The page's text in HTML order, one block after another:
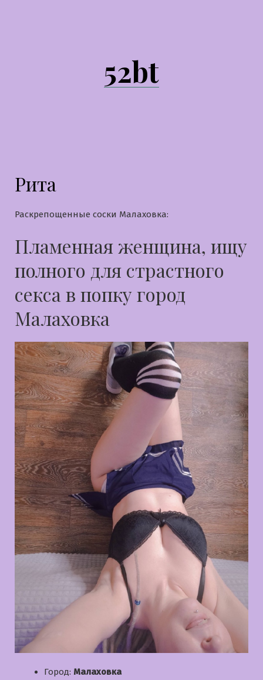
52bt
Рита
Раскрепощенные соски Малаховка:
Пламенная женщина, ищу
полного для страстного
секса в попку город
Малаховка
Город: Малаховка